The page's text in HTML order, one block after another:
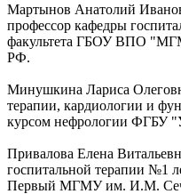
Мартынов Анатолий
профессор кафедры
факультета ГБОУ ВПО
РФ.
Минушкина Лариса
терапии, кардиологии и
курсом нефрологии
Привалова Елена
госпитальной терапии №1
Первый МГМУ им. И.М.